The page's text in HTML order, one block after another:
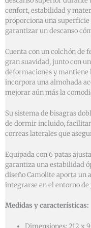
confort, estabilidad y
proporciona una
garantizar un descanso
Cuenta con un colchón de
gran suavidad, junto con
deformaciones y mantiene
incorpora una almohada
mejorar aún más la
Su sistema de bisagras
de dormir incluido,
correas laterales que
Equipada con 6 patas
garantiza una estabilidad
diseño Camolite aporta un
integrarse en el entorno de
Medidas y características: